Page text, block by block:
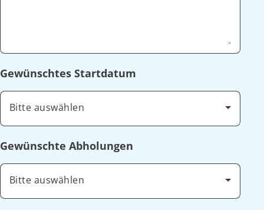
Gewünschtes Startdatum
Bitte auswählen
Gewünschte Abholungen
Bitte auswählen